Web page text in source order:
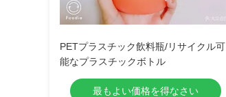
PETプラスチック飲料瓶/リサイクル可
能なプラスチックボトル
最もよい価格を得なさい